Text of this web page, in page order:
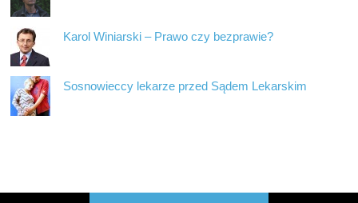
Karol Winiarski – Prawo czy bezprawie?
Sosnowieccy lekarze przed Sądem Lekarskim